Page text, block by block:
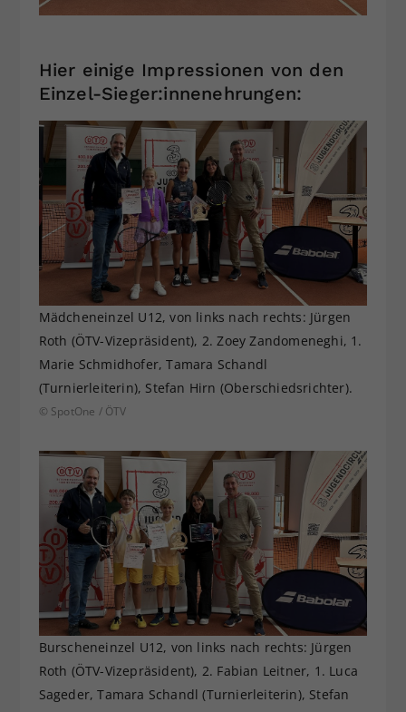
Hier einige Impressionen von den
Einzel-Sieger:innenehrungen:
Mädcheneinzel U12, von links nach rechts: Jürgen
Roth (ÖTV-Vizepräsident), 2. Zoey Zandomeneghi, 1.
Marie Schmidhofer, Tamara Schandl
(Turnierleiterin), Stefan Hirn (Oberschiedsrichter).
© SpotOne / ÖTV
Burscheneinzel U12, von links nach rechts: Jürgen
Roth (ÖTV-Vizepräsident), 2. Fabian Leitner, 1. Luca
Sageder, Tamara Schandl (Turnierleiterin), Stefan